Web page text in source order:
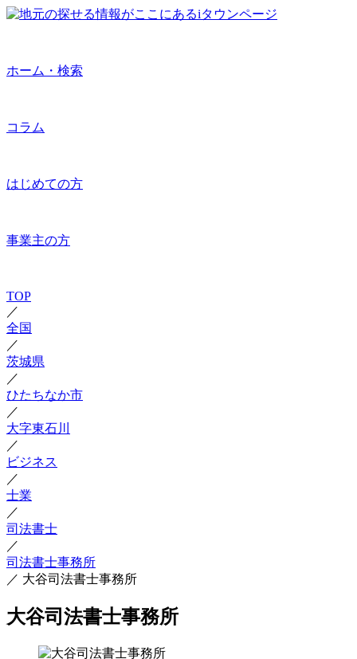
ホーム・検索
コラム
はじめての方
事業主の方
TOP
／
全国
／
茨城県
／
ひたちなか市
／
大字東石川
／
ビジネス
／
士業
／
司法書士
／
司法書士事務所
／ 大谷司法書士事務所
大谷司法書士事務所